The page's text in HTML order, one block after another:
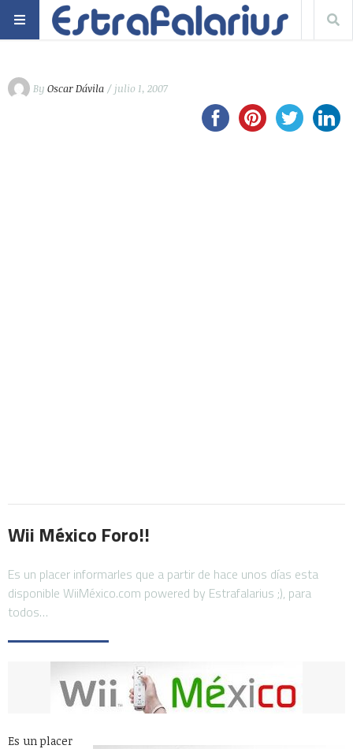
By Oscar Dávila / julio 1, 2007
Wii México Foro!!
Es un placer informarles que a partir de hace unos días esta
disponible WiiMéxico.com powered by Estrafalarius ;), para
todos…
Es un placer